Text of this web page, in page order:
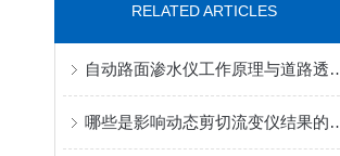
RELATED ARTICLES
自动路面渗水仪工作原
哪些是影响动态剪